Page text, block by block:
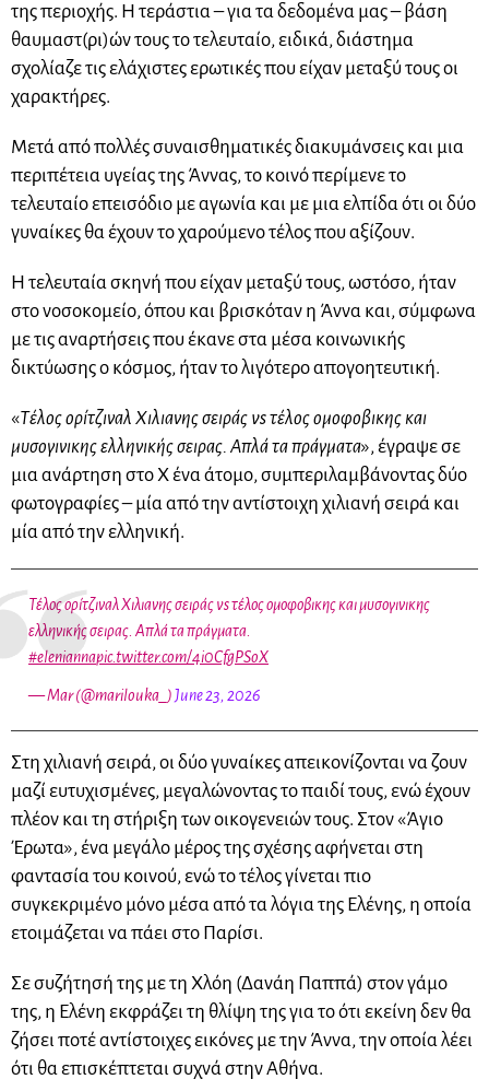
της περιοχής. Η τεράστια – για τα δεδομένα μας – βάση
θαυμαστ(ρι)ών τους το τελευταίο, ειδικά, διάστημα
σχολίαζε τις ελάχιστες ερωτικές που είχαν μεταξύ τους οι
χαρακτήρες.
Μετά από πολλές συναισθηματικές διακυμάνσεις και μια
περιπέτεια υγείας της Άννας, το κοινό περίμενε το
τελευταίο επεισόδιο με αγωνία και με μια ελπίδα ότι οι δύο
γυναίκες θα έχουν το χαρούμενο τέλος που αξίζουν.
Η τελευταία σκηνή που είχαν μεταξύ τους, ωστόσο, ήταν
στο νοσοκομείο, όπου και βρισκόταν η Άννα και, σύμφωνα
με τις αναρτήσεις που έκανε στα μέσα κοινωνικής
δικτύωσης ο κόσμος, ήταν το λιγότερο απογοητευτική.
«Τέλος ορίτζιναλ Χιλιανης σειράς vs τέλος ομοφοβικης και
μυσογινικης ελληνικής σειρας. Απλά τα πράγματα», έγραψε σε
μια ανάρτηση στο X ένα άτομο, συμπεριλαμβάνοντας δύο
φωτογραφίες – μία από την αντίστοιχη χιλιανή σειρά και
μία από την ελληνική.
Τέλος ορίτζιναλ Χιλιανης σειράς vs τέλος ομοφοβικης και μυσογινικης
ελληνικής σειρας. Απλά τα πράγματα.
#eleniannapic.twitter.com/4i0CfgPSoX
— Mar (@marilouka_)June 23, 2026
Στη χιλιανή σειρά, οι δύο γυναίκες απεικονίζονται να ζουν
μαζί ευτυχισμένες, μεγαλώνοντας το παιδί τους, ενώ έχουν
πλέον και τη στήριξη των οικογενειών τους. Στον «Άγιο
Έρωτα», ένα μεγάλο μέρος της σχέσης αφήνεται στη
φαντασία του κοινού, ενώ το τέλος γίνεται πιο
συγκεκριμένο μόνο μέσα από τα λόγια της Ελένης, η οποία
ετοιμάζεται να πάει στο Παρίσι.
Σε συζήτησή της με τη Χλόη (Δανάη Παππά) στον γάμο
της, η Ελένη εκφράζει τη θλίψη της για το ότι εκείνη δεν θα
ζήσει ποτέ αντίστοιχες εικόνες με την Άννα, την οποία λέει
ότι θα επισκέπτεται συχνά στην Αθήνα.